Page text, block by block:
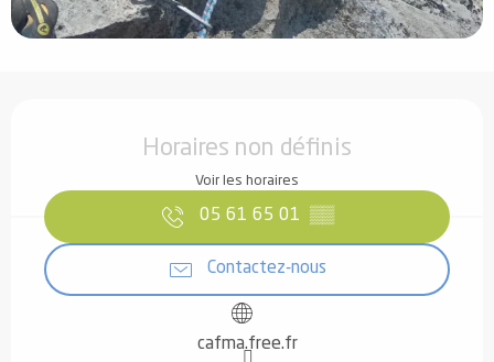
Horaires non définis
Voir les horaires
05 61 65 01 ▒▒
Contactez-nous
cafma.free.fr